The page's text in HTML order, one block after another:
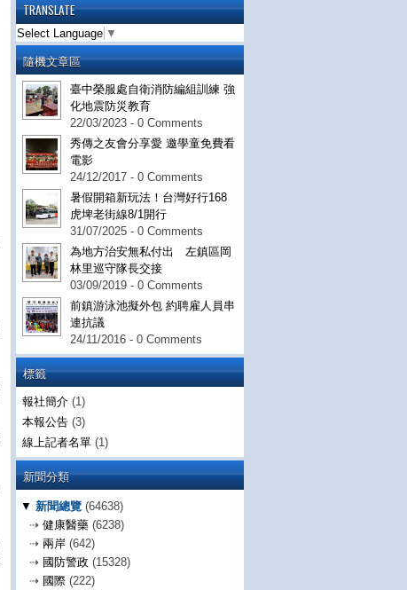
TRANSLATE
Select Language ▼
隨機文章區
臺中榮服處自衛消防編組訓練 強
化地震防災教育
22/03/2023 - 0 Comments
秀傳之友會分享愛 邀學童免費看
電影
24/12/2017 - 0 Comments
暑假開箱新玩法！台灣好行168
虎埤老街線8/1開行
31/07/2025 - 0 Comments
為地方治安無私付出 左鎮區岡
林里巡守隊長交接
03/09/2019 - 0 Comments
前鎮游泳池擬外包 約聘雇人員串
連抗議
24/11/2016 - 0 Comments
標籤
報社簡介 (1)
本報公告 (3)
線上記者名單 (1)
新聞分類
▼ 新聞總覽 (64638)
⇢ 健康醫藥 (6238)
⇢ 兩岸 (642)
⇢ 國防警政 (15328)
⇢ 國際 (222)